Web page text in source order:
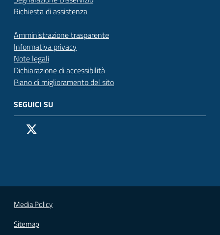
Richiesta di assistenza
Amministrazione trasparente
Informativa privacy
Note legali
Dichiarazione di accessibilità
Piano di miglioramento del sito
SEGUICI SU
Pagina Facebook del Comune di San Donato Milanese
Vai alla pagina
Media Policy
Sitemap